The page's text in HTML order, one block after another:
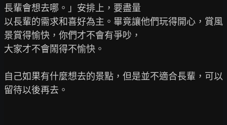
長輩會想去哪。」安排上，要盡量
以長輩的需求和喜好為主。畢竟讓他們玩得開心，賞風
景賞得愉快，你們才不會有爭吵，
大家才不會鬧得不愉快。
自己如果有什麼想去的景點，但是並不適合長輩，可以
留待以後再去。